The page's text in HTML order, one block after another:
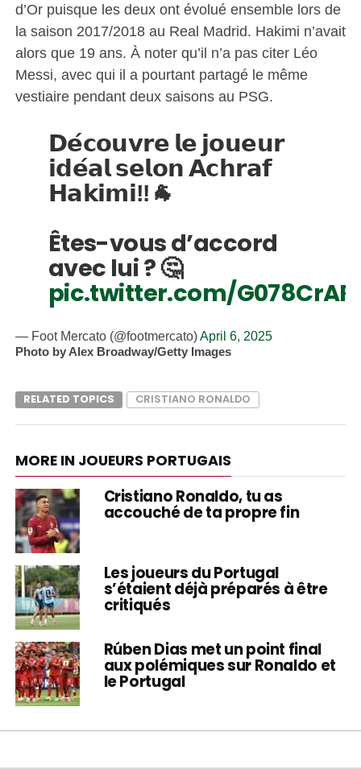
d’Or puisque les deux ont évolué ensemble lors de
la saison 2017/2018 au Real Madrid. Hakimi n’avait
alors que 19 ans. À noter qu’il n’a pas citer Léo
Messi, avec qui il a pourtant partagé le même
vestiaire pendant deux saisons au PSG.
𝗗𝗲́𝗰𝗼𝘂𝘃𝗿𝗲 𝗹𝗲 𝗷𝗼𝘂𝗲𝘂𝗿
𝗶𝗱𝗲́𝗮𝗹 𝘀𝗲𝗹𝗼𝗻 𝗔𝗰𝗵𝗿𝗮𝗳
𝗛𝗮𝗸𝗶𝗺𝗶‼️🐐
Êtes-vous d’accord
avec lui ? 🤔
pic.twitter.com/
— Foot Mercato (@footmercato)April 6, 2025
Photo by Alex Broadway/Getty Images
RELATED TOPICS CRISTIANO RONALDO
MORE IN JOUEURS PORTUGAIS
Cristiano Ronaldo, tu as
accouché de ta propre fin
Les joueurs du Portugal
s’étaient déjà préparés à être
critiqués
Rúben Dias met un point final
aux polémiques sur Ronaldo et
le Portugal